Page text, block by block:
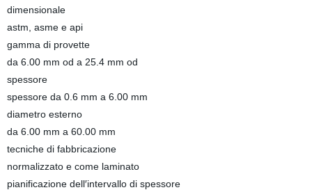
dimensionale
astm, asme e api
gamma di provette
da 6.00 mm od a 25.4 mm od
spessore
spessore da 0.6 mm a 6.00 mm
diametro esterno
da 6.00 mm a 60.00 mm
tecniche di fabbricazione
normalizzato e come laminato
pianificazione dell′intervallo di spessore